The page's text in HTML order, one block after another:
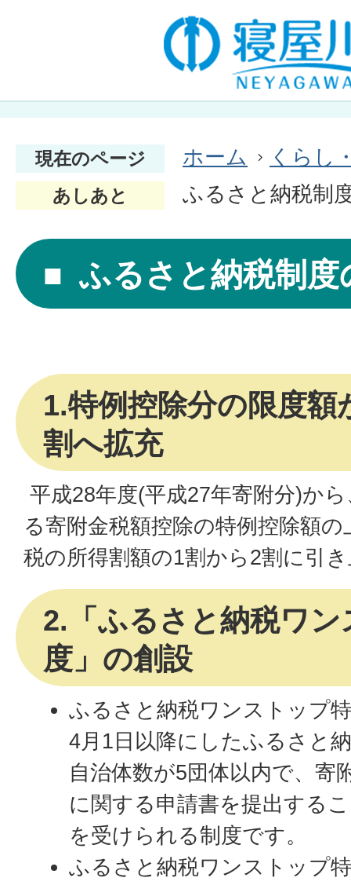
現在のページ ホーム くらし
あしあと ふるさと納税制
ふるさと納税制度
1.特例控除分の限度額
割へ拡充
平成28年度(平成27年寄附分)か
る寄附金税額控除の特例控除額
税の所得割額の1割から2割に引
2.「ふるさと納税ワ
度」の創設
ふるさと納税ワンストップ
4月1日以降にしたふるさと
自治体数が5団体以内で、寄
に関する申請書を提出する
を受けられる制度です。
ふるさと納税ワンストップ